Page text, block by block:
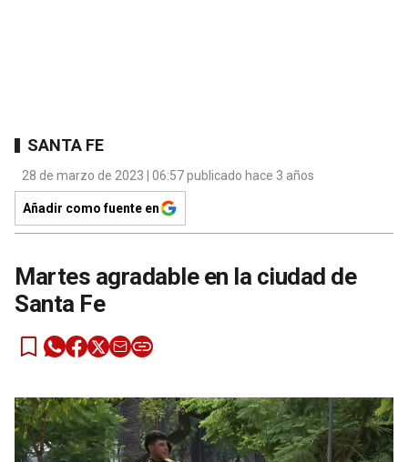
SANTA FE
28 de marzo de 2023 | 06:57 publicado hace 3 años
Añadir como fuente en
Martes agradable en la ciudad de
Santa Fe